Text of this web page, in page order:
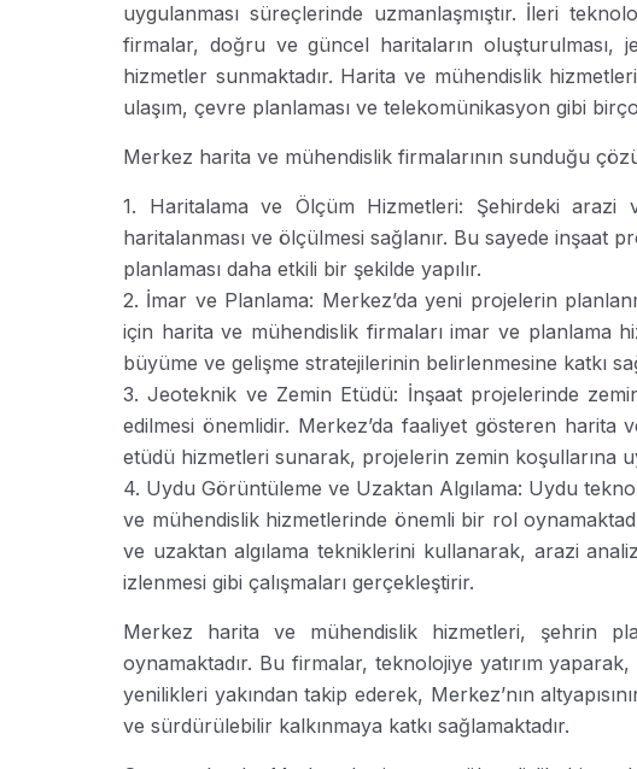
uygulanması süreçlerinde uzmanlaşmıştır. İleri
firmalar, doğru ve güncel haritaların oluşturulması,
hizmetler sunmaktadır. Harita ve mühendislik
ulaşım, çevre planlaması ve telekomünikasyon gibi
Merkez harita ve mühendislik firmalarının sunduğu
1. Haritalama ve Ölçüm Hizmetleri: Şehirdeki arazi
haritalanması ve ölçülmesi sağlanır. Bu sayede inşaat
planlaması daha etkili bir şekilde yapılır.
2. İmar ve Planlama: Merkez’da yeni projelerin
için harita ve mühendislik firmaları imar ve planlama
büyüme ve gelişme stratejilerinin belirlenmesine katkı
3. Jeoteknik ve Zemin Etüdü: İnşaat projelerinde
edilmesi önemlidir. Merkez’da faaliyet gösteren harita
etüdü hizmetleri sunarak, projelerin zemin koşullarına
4. Uydu Görüntüleme ve Uzaktan Algılama: Uydu
ve mühendislik hizmetlerinde önemli bir rol
ve uzaktan algılama tekniklerini kullanarak, arazi
izlenmesi gibi çalışmaları gerçekleştirir.
Merkez harita ve mühendislik hizmetleri, şehrin
oynamaktadır. Bu firmalar, teknolojiye yatırım
yenilikleri yakından takip ederek, Merkez’nın
ve sürdürülebilir kalkınmaya katkı sağlamaktadır.